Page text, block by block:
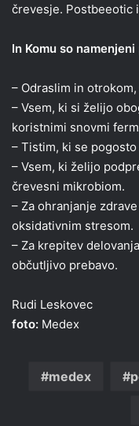
črevesje. Postbeeotic
In Komu so
– Odraslim in
– Vsem, ki si želijo
koristnimi snovmi
– Tistim, ki se
– Vsem, ki želijo
črevesni mikrobiom.
– Za ohranjanje
oksidativnim stresom.
– Za krepitev
občutljivo prebavo.
Rudi Leskovec
foto: Medex
medex